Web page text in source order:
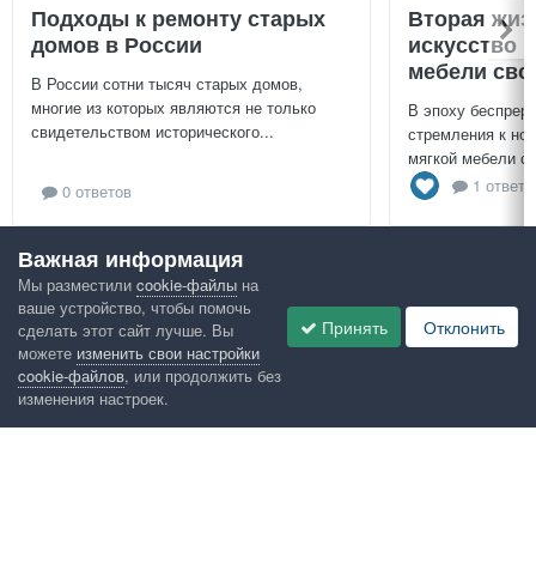
Подходы к ремонту старых
домов в России
В России сотни тысяч старых домов,
многие из которых являются не только
свидетельством исторического...
0 ответов
Вторая
искусство
мебели
В эпоху
стремления к
мягкой мебели
1 ответ
Посмотреть всё
Google рекомендует
Важная информация
Мы разместили cookie-файлы на
ваше устройство, чтобы помочь
сделать этот сайт лучше. Вы
можете изменить свои настройки
cookie-файлов, или продолжить без
изменения настроек.
Принять Отклонить